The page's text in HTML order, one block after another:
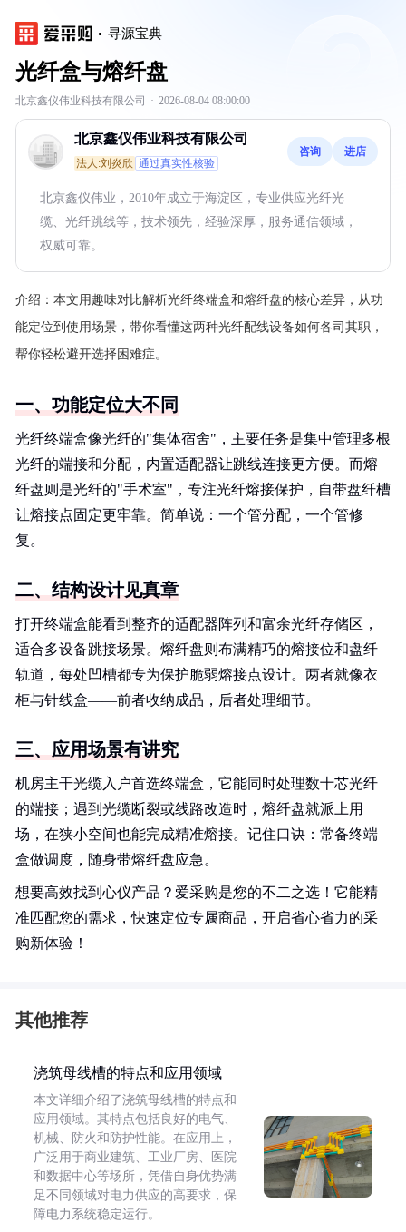
寻源宝典
光纤盒与熔纤盘
北京鑫仪伟业科技有限公司 · 2026-08-04 08:00:00
北京鑫仪伟业科技有限公司
法人:刘炎欣 通过真实性核验
咨询 进店
北京鑫仪伟业，2010年成立于海淀区，专业供应光纤光
缆、光纤跳线等，技术领先，经验深厚，服务通信领域，
权威可靠。
介绍： 本文用趣味对比解析光纤终端盒和熔纤盘的核心差异，从功
能定位到使用场景，带你看懂这两种光纤配线设备如何各司其职，
帮你轻松避开选择困难症。
一、功能定位大不同
光纤终端盒像光纤的"集体宿舍"，主要任务是集中管理多根
光纤的端接和分配，内置适配器让跳线连接更方便。而熔
纤盘则是光纤的"手术室"，专注光纤熔接保护，自带盘纤槽
让熔接点固定更牢靠。简单说：一个管分配，一个管修
复。
二、结构设计见真章
打开终端盒能看到整齐的适配器阵列和富余光纤存储区，
适合多设备跳接场景。熔纤盘则布满精巧的熔接位和盘纤
轨道，每处凹槽都专为保护脆弱熔接点设计。两者就像衣
柜与针线盒——前者收纳成品，后者处理细节。
三、应用场景有讲究
机房主干光缆入户首选终端盒，它能同时处理数十芯光纤
的端接；遇到光缆断裂或线路改造时，熔纤盘就派上用
场，在狭小空间也能完成精准熔接。记住口诀：常备终端
盒做调度，随身带熔纤盘应急。
想要高效找到心仪产品？爱采购是您的不二之选！它能精
准匹配您的需求，快速定位专属商品，开启省心省力的采
购新体验！
其他推荐
浇筑母线槽的特点和应用领域
本文详细介绍了浇筑母线槽的特点和
应用领域。其特点包括良好的电气、
机械、防火和防护性能。在应用上，
广泛用于商业建筑、工业厂房、医院
和数据中心等场所，凭借自身优势满
足不同领域对电力供应的高要求，保
障电力系统稳定运行。